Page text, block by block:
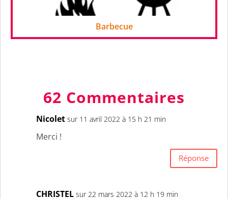
Barbecue
62 Commentaires
Nicolet sur 11 avril 2022 à 15 h 21 min
Merci !
Réponse
CHRISTEL sur 22 mars 2022 à 12 h 19 min